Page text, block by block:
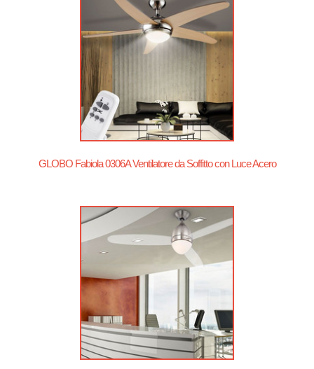
GLOBO Fabiola 0306A Ventilatore da Soffitto con Luce Acero